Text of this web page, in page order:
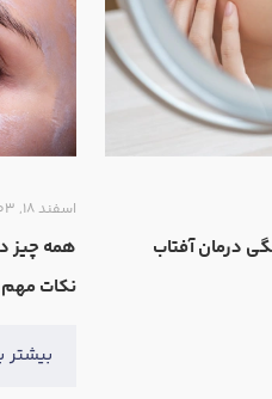
درمان آفتاب
اسفند ۱۸, ۱۴۰۳
همه‌ چیز
نکات مهم
بیشتر